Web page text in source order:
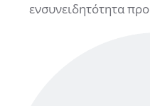
ενσυνειδητότητα